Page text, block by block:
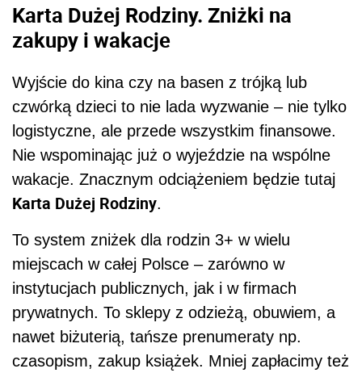
Karta Dużej Rodziny. Zniżki na
zakupy i wakacje
Wyjście do kina czy na basen z trójką lub
czwórką dzieci to nie lada wyzwanie – nie tylko
logistyczne, ale przede wszystkim finansowe.
Nie wspominając już o wyjeździe na wspólne
wakacje. Znacznym odciążeniem będzie tutaj
Karta Dużej Rodziny.
To system zniżek dla rodzin 3+ w wielu
miejscach w całej Polsce – zarówno w
instytucjach publicznych, jak i w firmach
prywatnych. To sklepy z odzieżą, obuwiem, a
nawet biżuterią, tańsze prenumeraty np.
czasopism, zakup książek. Mniej zapłacimy też